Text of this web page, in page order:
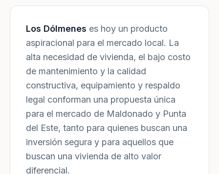
Los Dólmenes es hoy un producto
aspiracional para el mercado local. La
alta necesidad de vivienda, el bajo costo
de mantenimiento y la calidad
constructiva, equipamiento y respaldo
legal conforman una propuesta única
para el mercado de Maldonado y Punta
del Este, tanto para quienes buscan una
inversión segura y para aquellos que
buscan una vivienda de alto valor
diferencial.